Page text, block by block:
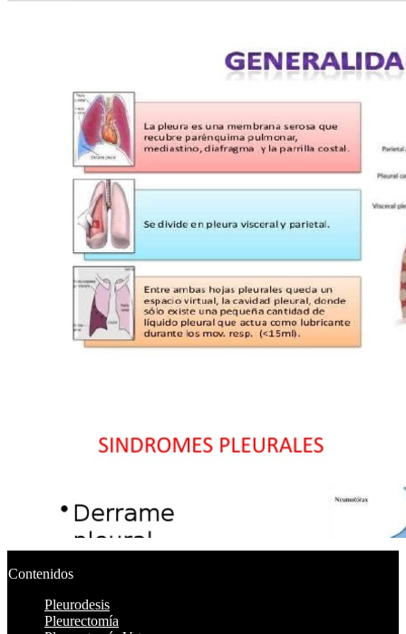
Contenidos
Pleurodesis
Pleurectomía